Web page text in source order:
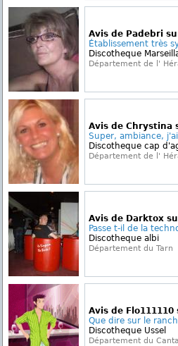
Avis de Padebri
Établissement très
Discotheque
Département de l'
Avis de Chrystina
Super, ambiance,
Discotheque cap
Département de l'
Avis de Darktox
Passe t-il de la
Discotheque albi
Département du Tarn
Avis de Flo111110
Que dire sur le
Discotheque Ussel
Département du Cantal